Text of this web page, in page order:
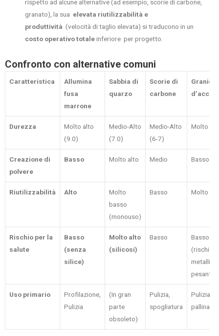
rispetto ad alcune alternative (ad esempio, scorie di carbone,
granato), la sua elevata riutilizzabilità e
produttività (velocità di taglio elevata) si traducono in un
costo operativo totaleinferiore per progetto.
Confronto con alternative comuni
Caratteristica
Allumina
fusa
marrone
Sabbia di
quarzo
Scorie di
carbone
Durezza
Molto alto
(9.0)
Medio-Alto
(7.0)
Medio-Alto
(6-7)
Molto
Creazione di
polvere
Basso Molto alto Medio Basso
Riutilizzabilità Alto
Molto
basso
(monouso)
Basso Molto
Rischio per la
salute
Basso
(senza
silice)
Molto alto
(silicosi)
Basso
Basso
(rischio
metalli
pesanti)
Uso primario
Profilazione,
Pulizia
(In gran
parte
obsoleto)
Pulizia,
spogliatura
Pulizia,